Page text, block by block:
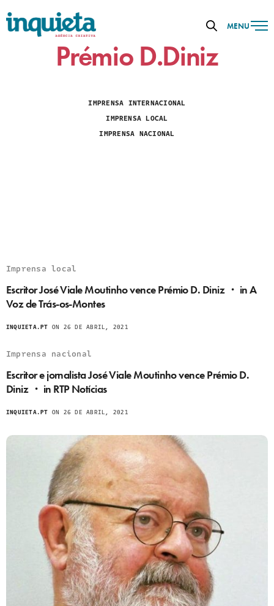
MENU
Prémio D.Diniz
IMPRENSA INTERNACIONAL
IMPRENSA LOCAL
IMPRENSA NACIONAL
Imprensa local
Escritor José Viale Moutinho vence Prémio D. Diniz ・ in A
Voz de Trás-os-Montes
INQUIETA.PT ON 26 DE ABRIL, 2021
Imprensa nacional
Escritor e jornalista José Viale Moutinho vence Prémio D.
Diniz ・ in RTP Notícias
INQUIETA.PT ON 26 DE ABRIL, 2021